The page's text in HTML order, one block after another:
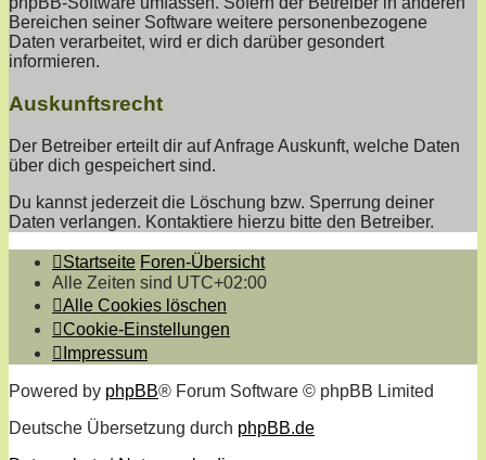
Bereichen seiner Software weitere personenbezogene
Daten verarbeitet, wird er dich darüber gesondert
informieren.
Auskunftsrecht
Der Betreiber erteilt dir auf Anfrage Auskunft, welche Daten
über dich gespeichert sind.
Du kannst jederzeit die Löschung bzw. Sperrung deiner
Daten verlangen. Kontaktiere hierzu bitte den Betreiber.
Startseite Foren-Übersicht
Alle Zeiten sind UTC+02:00
Alle Cookies löschen
Cookie-Einstellungen
Impressum
Powered by phpBB® Forum Software © phpBB Limited
Deutsche Übersetzung durch phpBB.de